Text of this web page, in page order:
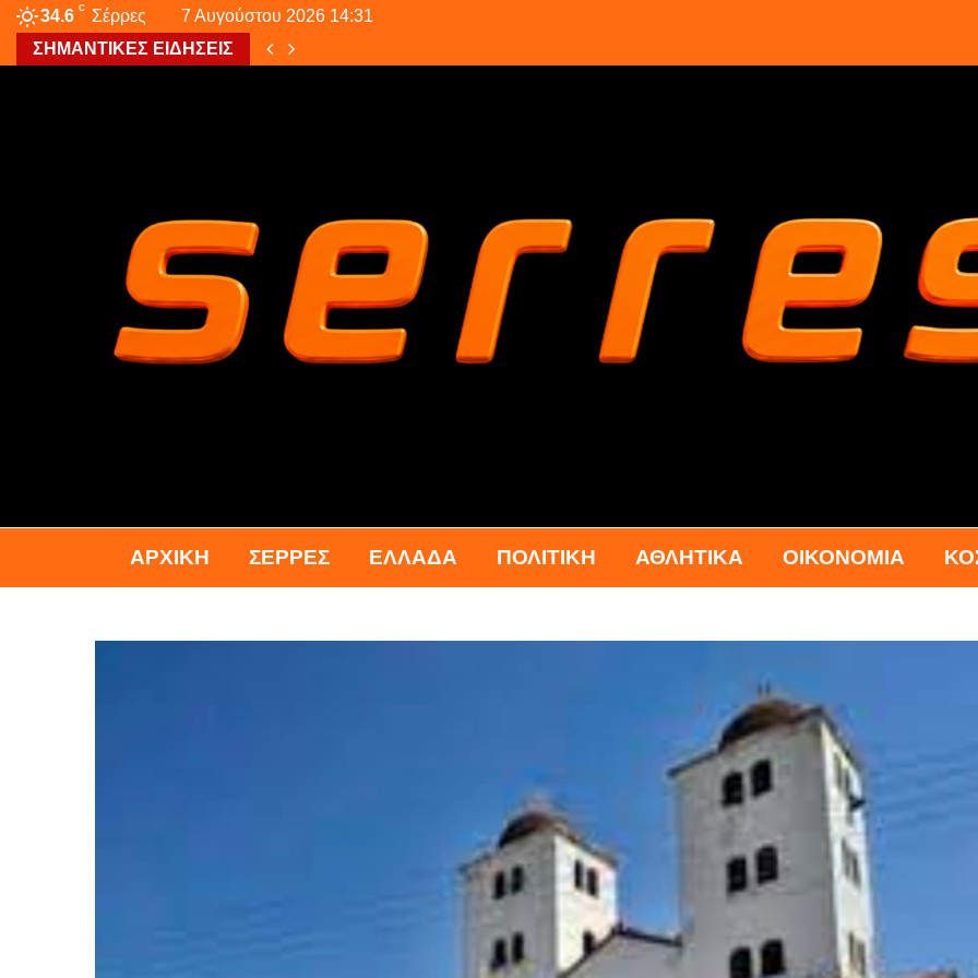
34.6 C Σέρρες
7 Αυγούστου 2026 14:31
ΣΗΜΑΝΤΙΚΕΣ ΕΙΔΗΣΕΙΣ
ΑΡΧΙΚΉ ΣΕΡΡΕΣ ΕΛΛΑΔΑ ΠΟΛΙΤΙΚΗ ΑΘΛΗΤΙΚΑ ΟΙΚΟΝΟΜΙΑ